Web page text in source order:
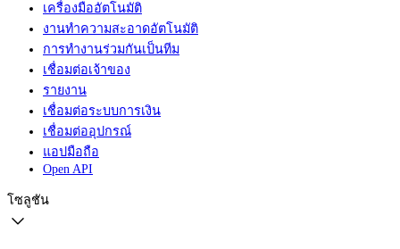
เครื่องมืออัตโนมัติ
งานทำความสะอาดอัตโนมัติ
การทำงานร่วมกันเป็นทีม
เชื่อมต่อเจ้าของ
รายงาน
เชื่อมต่อระบบการเงิน
เชื่อมต่ออุปกรณ์
แอปมือถือ
Open API
โซลูชัน